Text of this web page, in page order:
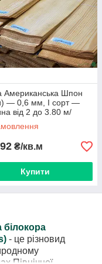
всій Україні.
деталізацію і
нашпрайс-лист!
Американська Шпон
— 0,6 мм, I сорт —
від 2 до 3.80 м/
від 10 см+
₴/кв.м
Купити
- це різновид